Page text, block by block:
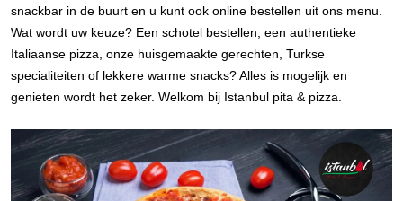
snackbar in de buurt en u kunt ook online bestellen uit ons menu.
Wat wordt uw keuze? Een schotel bestellen, een authentieke
Italiaanse pizza, onze huisgemaakte gerechten, Turkse
specialiteiten of lekkere warme snacks? Alles is mogelijk en
genieten wordt het zeker. Welkom bij Istanbul pita & pizza.